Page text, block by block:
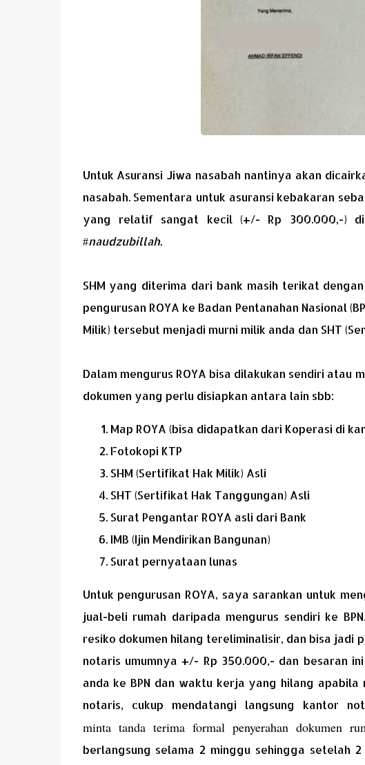
Untuk Asuransi Jiwa nasabah nantinya akan
nasabah. Sementara untuk asuransi kebakaran
yang relatif sangat kecil (+/- Rp 300.000,-)
#naudzubillah.
SHM yang diterima dari bank masih terikat
pengurusan ROYA ke Badan Pentanahan Nasional
Milik) tersebut menjadi murni milik anda dan SHT
Dalam mengurus ROYA bisa dilakukan sendiri atau
dokumen yang perlu disiapkan antara lain sbb:
Map ROYA (bisa didapatkan dari Koperasi di
Fotokopi KTP
SHM (Sertifikat Hak Milik) Asli
SHT (Sertifikat Hak Tanggungan) Asli
Surat Pengantar ROYA asli dari Bank
IMB (Ijin Mendirikan Bangunan)
Surat pernyataan lunas
Untuk pengurusan ROYA, saya sarankan untuk
jual-beli rumah daripada mengurus sendiri ke
resiko dokumen hilang tereliminalisir, dan bisa jadi
notaris umumnya +/- Rp 350.000,- dan besaran
anda ke BPN dan waktu kerja yang hilang apabila
notaris, cukup mendatangi langsung kantor
minta tanda terima formal penyerahan dokumen
berlangsung selama 2 minggu sehingga setelah